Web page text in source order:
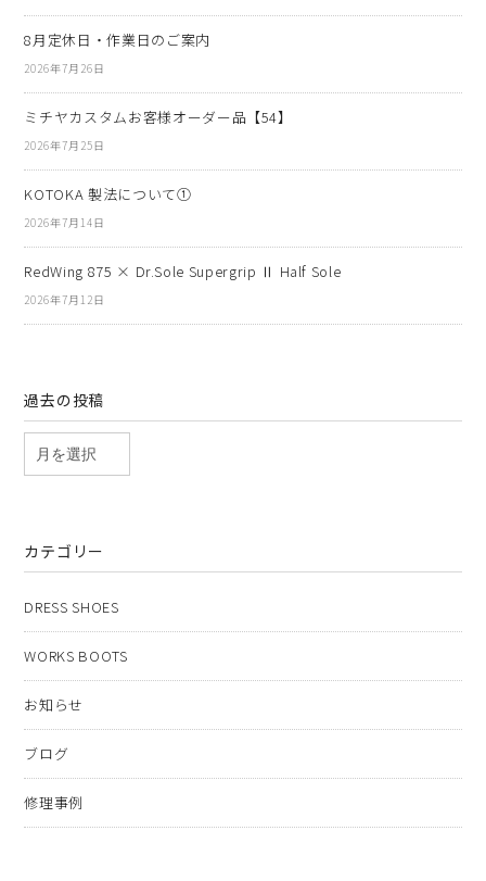
8月定休日・作業日のご案内
2026年7月26日
ミチヤカスタムお客様オーダー品【54】
2026年7月25日
KOTOKA 製法について①
2026年7月14日
RedWing 875 × Dr.Sole Supergrip Ⅱ Half Sole
2026年7月12日
過去の投稿
カテゴリー
DRESS SHOES
WORKS BOOTS
お知らせ
ブログ
修理事例